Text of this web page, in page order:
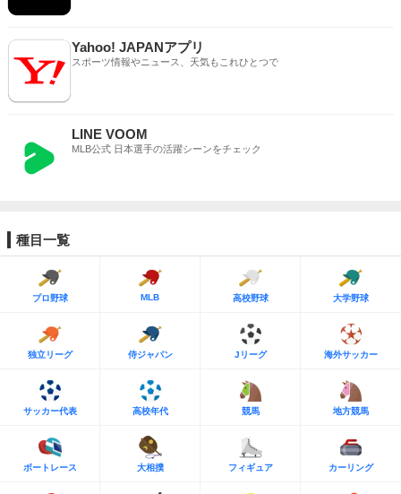
Yahoo! JAPANアプリ
スポーツ情報やニュース、天気もこれひとつで
LINE VOOM
MLB公式 日本選手の活躍シーンをチェック
種目一覧
プロ野球 MLB 高校野球 大学野球
独立リーグ 侍ジャパン Jリーグ 海外サッカー
サッカー代表 高校年代 競馬 地方競馬
ボートレース 大相撲 フィギュア カーリング